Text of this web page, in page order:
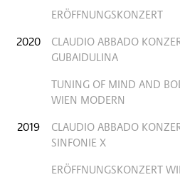
ERÖFFNUNGSKONZERT
2020
CLAUDIO ABBADO
GUBAIDULINA
TUNING OF MIND AND
WIEN MODERN
2019
CLAUDIO ABBADO
SINFONIE X
ERÖFFNUNGSKONZERT